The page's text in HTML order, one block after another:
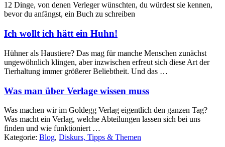
12 Dinge, von denen Verleger wünschten, du würdest sie kennen,
bevor du anfängst, ein Buch zu schreiben
Ich wollt ich hätt ein Huhn!
Hühner als Haustiere? Das mag für manche Menschen zunächst
ungewöhnlich klingen, aber inzwischen erfreut sich diese Art der
Tierhaltung immer größerer Beliebtheit. Und das …
Was man über Verlage wissen muss
Was machen wir im Goldegg Verlag eigentlich den ganzen Tag?
Was macht ein Verlag, welche Abteilungen lassen sich bei uns
finden und wie funktioniert …
Kategorie: Blog, Diskurs, Tipps & Themen